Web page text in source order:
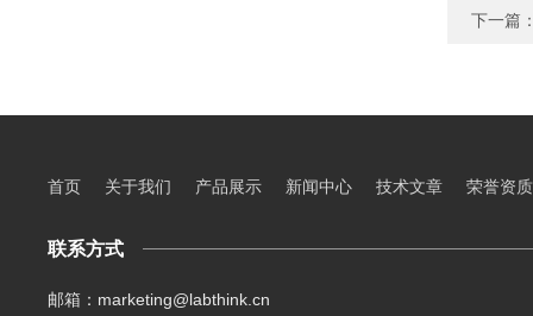
下一篇
首页 关于我们 产品展示 新闻中心 技术文章 荣誉资质
联系方式
邮箱：marketing@labthink.cn